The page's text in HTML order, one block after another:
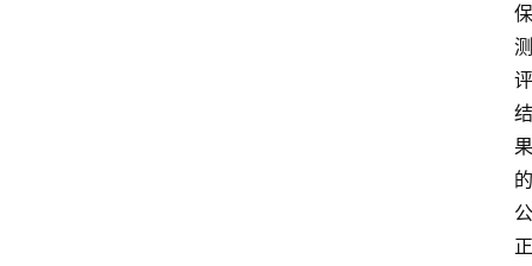
保
测
评
结
果
的
公
正